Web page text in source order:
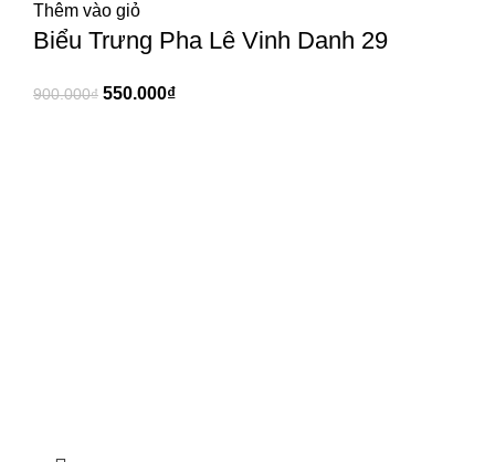
Thêm vào giỏ
Biểu Trưng Pha Lê Vinh Danh 29
900.000₫ 550.000₫